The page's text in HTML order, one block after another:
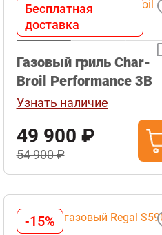
Бесплатная
доставка
Газовый гриль Char-
Broil Performance 3B
Узнать наличие
49 900 ₽
54 900 ₽
-15%